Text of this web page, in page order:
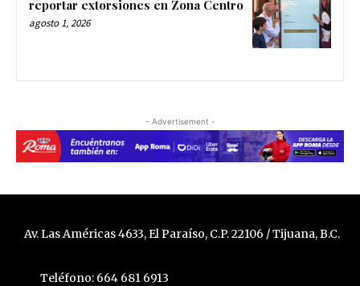
reportar extorsiones en Zona Centro
agosto 1, 2026
- Advertisement -
Av. Las Américas 4633, El Paraíso, C.P. 22106 / Tijuana, B.C.
Teléfono: 664 681 6913